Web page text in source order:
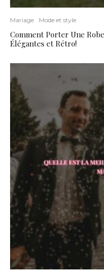
Mariage Mode et style
Comment Porter Une
Élégantes et Rétro!